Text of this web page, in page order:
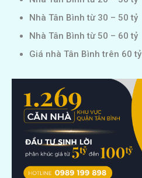
Nhà Tân Bình từ 30 – 50 tỷ
Nhà Tân Bình từ 50 – 60 tỷ
Giá nhà Tân Bình trên 60 tỷ